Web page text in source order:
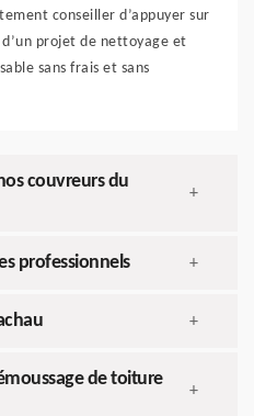
conseiller d’appuyer sur
projet de nettoyage et
sans frais et sans
couvreurs du
+
professionnels +
+
de toiture
+